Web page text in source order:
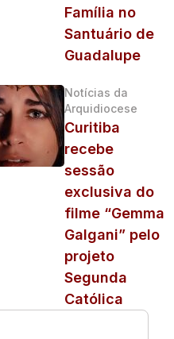
Família no
Santuário de
Guadalupe
Notícias da
Arquidiocese
Curitiba
recebe
sessão
exclusiva do
filme “Gemma
Galgani” pelo
projeto
Segunda
Católica